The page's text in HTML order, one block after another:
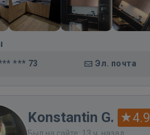
*** 73 Эл. почта
Konstantin G. 4.9